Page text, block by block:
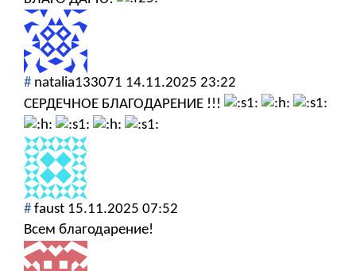
# natalia133071 14.11.2025 23:22
СЕРДЕЧНОЕ БЛАГОДАРЕНИЕ !!!
# faust 15.11.2025 07:52
Всем благодарение!